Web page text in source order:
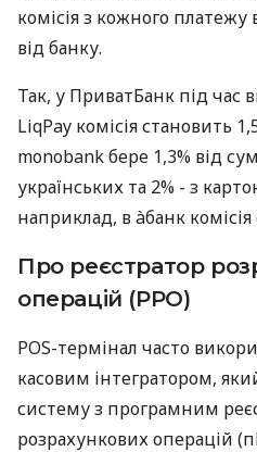
комісія з кожного платежу
від банку.
Так, у ПриватБанк під час
LiqPay комісія становить
monobank бере 1,3% від
українських та 2% - з
наприклад, в àбанк комісія
Про реєстратор
операцій (РРО)
POS-термінал часто
касовим інтегратором,
систему з програмним
розрахункових операцій